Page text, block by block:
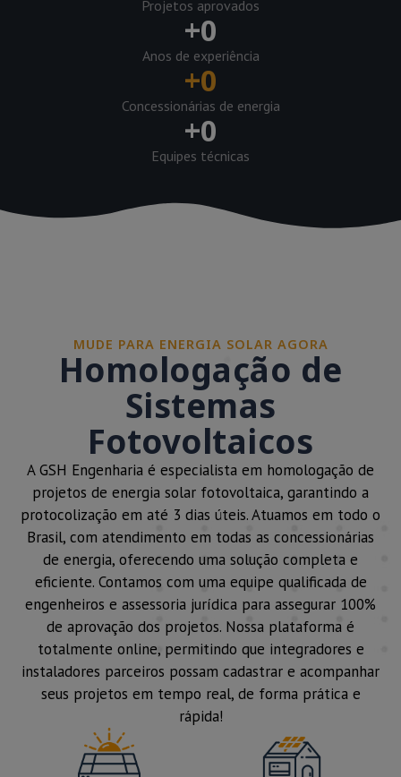
Projetos aprovados
+0
Anos de experiência
+0
Concessionárias de energia
+0
Equipes técnicas
MUDE PARA ENERGIA SOLAR AGORA
Homologação de
Sistemas
Fotovoltaicos
A GSH Engenharia é especialista em homologação de
projetos de energia solar fotovoltaica, garantindo a
protocolização em até 3 dias úteis. Atuamos em todo o
Brasil, com atendimento em todas as concessionárias
de energia, oferecendo uma solução completa e
eficiente. Contamos com uma equipe qualificada de
engenheiros e assessoria jurídica para assegurar 100%
de aprovação dos projetos. Nossa plataforma é
totalmente online, permitindo que integradores e
instaladores parceiros possam cadastrar e acompanhar
seus projetos em tempo real, de forma prática e
rápida!